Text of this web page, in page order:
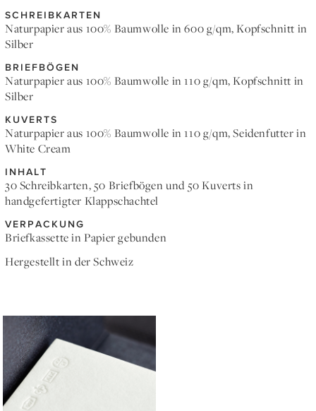
SCHREIBKARTEN
Naturpapier aus 100% Baumwolle in 600 g/qm, Kopfschnitt in
Silber
BRIEFBÖGEN
Naturpapier aus 100% Baumwolle in 110 g/qm, Kopfschnitt in
Silber
KUVERTS
Naturpapier aus 100% Baumwolle in 110 g/qm, Seidenfutter in
White Cream
INHALT
30 Schreibkarten, 50 Briefbögen und 50 Kuverts in
handgefertigter Klappschachtel
VERPACKUNG
Briefkassette in Papier gebunden
Hergestellt in der Schweiz